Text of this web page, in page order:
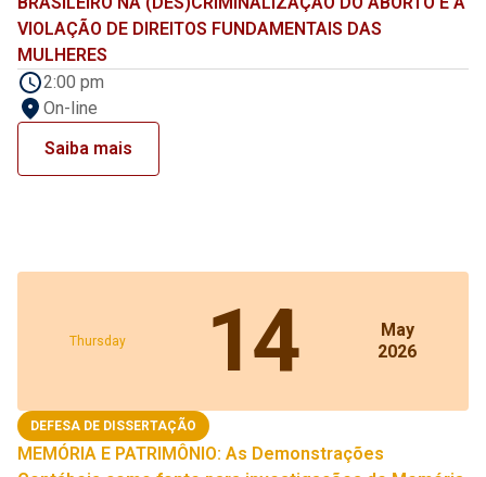
VIOLAÇÃO DE DIREITOS FUNDAMENTAIS DAS
MULHERES
2:00 pm
On-line
Saiba mais
Thursday 14
May
2026
DEFESA DE DISSERTAÇÃO
MEMÓRIA E PATRIMÔNIO: As Demonstrações